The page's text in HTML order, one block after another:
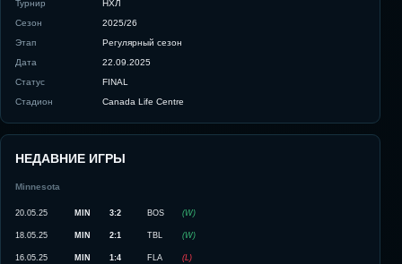
Турнир
НХЛ
Сезон
2025/26
Этап
Регулярный сезон
Дата
22.09.2025
Статус
FINAL
Стадион
Canada Life Centre
НЕДАВНИЕ ИГРЫ
Minnesota
20.05.25 MIN 3:2 BOS (W)
18.05.25 MIN 2:1 TBL (W)
16.05.25 MIN 1:4 FLA (L)